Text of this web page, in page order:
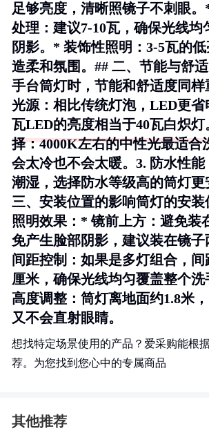
足够亮度，清晰照镜子不刺眼。
处理 ：建议7-10瓦，确保光线
阴影。* 装饰性照明 ：3-5瓦的
造柔和氛围。## 二、节能与舒
手台筒灯时，节能和舒适度同样
光源 ：相比传统灯泡，LED更
瓦LED的亮度相当于40瓦白炽灯
择：4000K左右的中性光最适合
会太冷也不会太暖。3. 防水性能
潮湿，选择防水等级高的筒灯更
三、安装位置的影响筒灯的安装
照明效果：*镜前上方 ：避免装
免产生脸部阴影，建议装在镜
间距控制 ：如果是多灯组合，
厘米，确保光线均匀覆盖整个
高度调整：筒灯离地面约1.8米
又不会直射眼睛。
想找特定场景使用的产品？爱采购能根
荐。为您找到您心中的专属商品
其他推荐